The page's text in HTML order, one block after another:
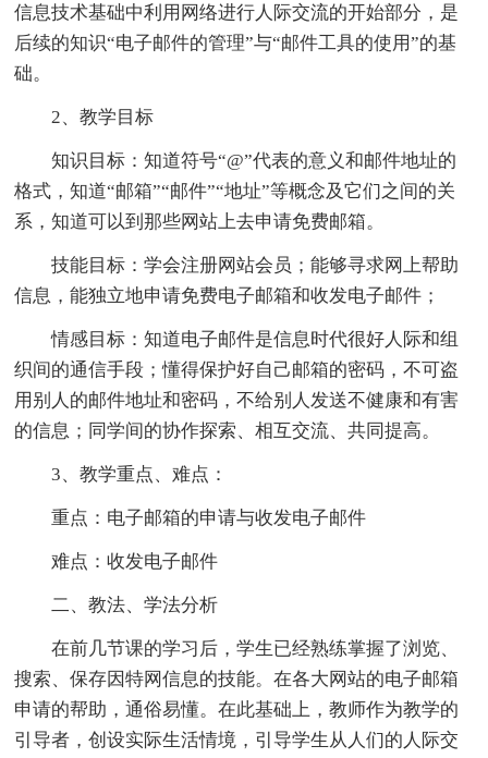
信息技术基础中利用网络进行人际交流的开始部分，是
后续的知识“电子邮件的管理”与“邮件工具的使用”的基
础。
2、教学目标
知识目标：知道符号“@”代表的意义和邮件地址的
格式，知道“邮箱”“邮件”“地址”等概念及它们之间的关
系，知道可以到那些网站上去申请免费邮箱。
技能目标：学会注册网站会员；能够寻求网上帮助
信息，能独立地申请免费电子邮箱和收发电子邮件；
情感目标：知道电子邮件是信息时代很好人际和组
织间的通信手段；懂得保护好自己邮箱的密码，不可盗
用别人的邮件地址和密码，不给别人发送不健康和有害
的信息；同学间的协作探索、相互交流、共同提高。
3、教学重点、难点：
重点：电子邮箱的申请与收发电子邮件
难点：收发电子邮件
二、教法、学法分析
在前几节课的学习后，学生已经熟练掌握了浏览、
搜索、保存因特网信息的技能。在各大网站的电子邮箱
申请的帮助，通俗易懂。在此基础上，教师作为教学的
引导者，创设实际生活情境，引导学生从人们的人际交